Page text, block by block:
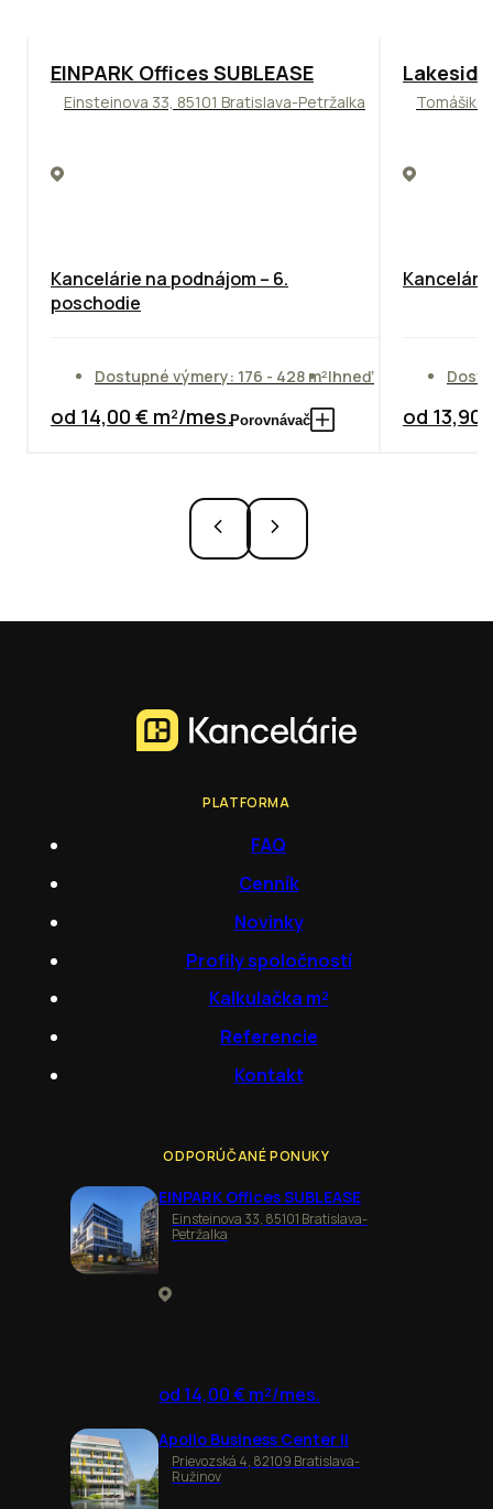
TOP ODPORÚČAME
EINPARK Offices SUBLEASE
Einsteinova 33, 85101 Bratislava-Petržalka
Kancelárie na podnájom – 6.
poschodie
Dostupné výmery: 176 - 428 m²Ihneď
od 14,00 € m²/mes.Porovnávač od 13,90
PLATFORMA
FAQ
Cenník
Novinky
Profily spoločností
Kalkulačka m²
Referencie
Kontakt
ODPORÚČANÉ PONUKY
EINPARK Offices SUBLEASE
Einsteinova 33, 85101 Bratislava-
Petržalka
od 14,00 € m²/mes.
Apollo Business Center II
Prievozská 4, 82109 Bratislava-
Ružinov